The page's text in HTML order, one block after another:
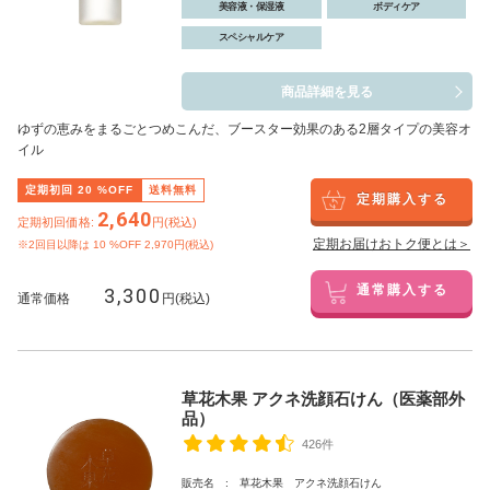
美容液・保湿液 ボディケア
スペシャルケア
商品詳細を見る
ゆずの恵みをまるごとつめこんだ、ブースター効果のある2層タイプの美容オ
イル
定期初回 20 %OFF 送料無料
定期初回価格: 2,640円(税込)
※2回目以降は 10 %OFF 2,970円(税込)
定期購入する
定期お届けおトク便とは＞
通常価格 3,300 円(税込) 通常購入する
草花木果 アクネ洗顔石けん（医薬部外
品）
426件
販売名 : 草花木果 アクネ洗顔石けん